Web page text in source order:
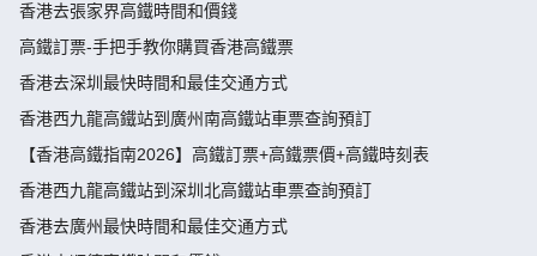
香港去張家界高鐵時間和價錢
高鐵訂票-手把手教你購買香港高鐵票
香港去深圳最快時間和最佳交通方式
香港西九龍高鐵站到廣州南高鐵站車票查詢預訂
【香港高鐵指南2026】高鐵訂票+高鐵票價+高鐵時刻表
香港西九龍高鐵站到深圳北高鐵站車票查詢預訂
香港去廣州最快時間和最佳交通方式